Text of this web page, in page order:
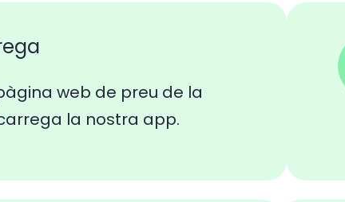
web de preu de la
la nostra app.